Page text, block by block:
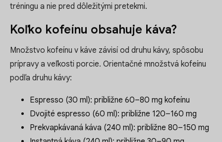
tréningu a nie pred dôležitými pretekmi.
Koľko kofeínu obsahuje káva?
Množstvo kofeínu v káve závisí od druhu kávy, spôsobu
prípravy a veľkosti porcie. Orientačné množstvá kofeínu
podľa druhu kávy:
Espresso (30 ml): približne 60–80 mg kofeínu
Dvojité espresso (60 ml): približne 120–160 mg
Prekvapkávaná káva (240 ml): približne 80–150 mg